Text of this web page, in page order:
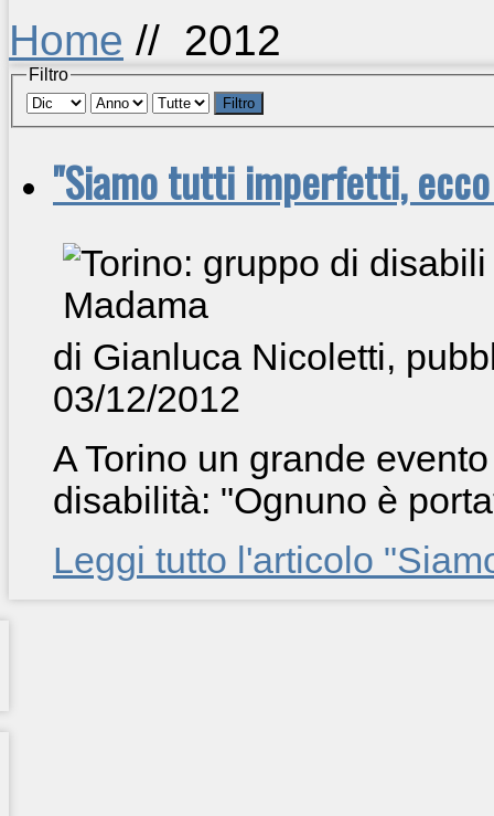
Home // 2012
Filtro
Filtro
"Siamo tutti imperfetti,
di Gianluca Nicoletti,
03/12/2012
A Torino un grande
disabilità: "Ognuno è
Leggi tutto l'articolo